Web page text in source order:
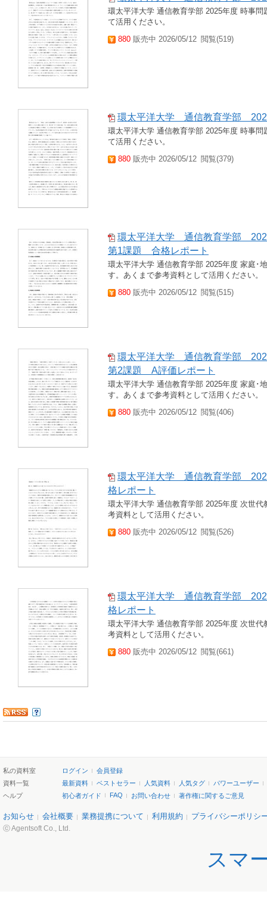
環太平洋大学 通信教育学部 2025年度 時事
て活用ください。
880 販売中 2026/05/12 閲覧(519)
環太平洋大学 通信教育学部
環太平洋大学 通信教育学部 2025年度 時事
て活用ください。
880 販売中 2026/05/12 閲覧(379)
環太平洋大学 通信教育学部
第1課題 合格レポート
環太平洋大学 通信教育学部 2025年度 家庭･
す。あくまで参考資料として活用ください。
880 販売中 2026/05/12 閲覧(515)
環太平洋大学 通信教育学部
第2課題 A評価レポート
環太平洋大学 通信教育学部 2025年度 家庭･
す。あくまで参考資料として活用ください。
880 販売中 2026/05/12 閲覧(406)
環太平洋大学 通信教育学部
格レポート
環太平洋大学 通信教育学部 2025年度 次世
考資料として活用ください。
880 販売中 2026/05/12 閲覧(526)
環太平洋大学 通信教育学部
格レポート
環太平洋大学 通信教育学部 2025年度 次世
考資料として活用ください。
880 販売中 2026/05/12 閲覧(661)
私の資料室 ログイン
会員登録
資料一覧
最新資料 ベストセラー 人気資料 人気タグ
パワーユーザー
ヘルプ
初心者ガイド FAQ お問い合わせ 著作権に関するご意見
お知らせ 会社概要 業務提携について 利用規約 プライバシーポリシ
ⓒ Agentsoft Co., Ltd.
スマ